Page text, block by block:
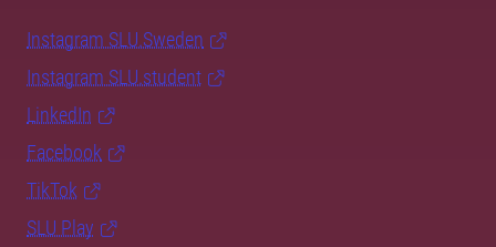
Instagram SLU.Sweden
Instagram SLU.student
LinkedIn
Facebook
TikTok
SLU Play